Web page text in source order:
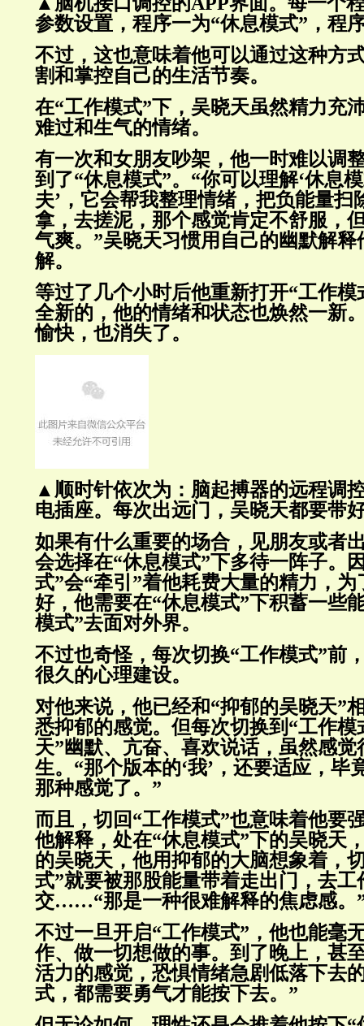
参数设置，程序一为“休息模式”，程
不过，这也意味着他可以通过这种方
割和掌控自己的生活节奏。
在“工作模式”下，吴晓天虽然精力充
难过和生气的情绪。
有一次和女朋友吵架，他一时难以调
到了“休息模式”。“你可以理解‘休息
夫’，它会帮我整理情绪，把负能量扫
拿，去搓泥，那个感觉肯定不舒服，
气爽。”吴晓天习惯用自己的幽默解释
解。
等过了几个小时后他重新打开“工作模
全新的，他的情绪和状态也焕然一新
愉快，也消失了。
▲顺时针依次为：脑起搏器的远程调
电插座。每次出远门，吴晓天都要带
如果有什么重要的场合，见朋友或者
会选择在“休息模式”下多待一阵子。
式”会“牵引”着他耗费大量的精力，
好，他需要在“休息模式”下积蓄一些
模式”去面对外界。
不过也奇怪，每次切换“工作模式”前
很久的心理建设。
对他来说，他已经和“抑郁的吴晓天”
悉抑郁的感觉。但每次切换到“工作模
天”幽默、亢奋、喜欢说话，虽然感
生。“那个版本的‘我’，还要适应，毕
那种感觉了。”
而且，切回“工作模式”也意味着他要
他解释，处在“休息模式”下的吴晓天
的吴晓天，他用抑郁的大脑想象着，
式”就要被那股能量带着走出门，去工
交……“那是一种很难解释的焦虑感。
不过一旦开启“工作模式”，他也能毫
作、做一切想做的事。到了晚上，甚
活力的感觉，恐惧情绪急剧低落下去
式，都需要勇气才能按下去。”